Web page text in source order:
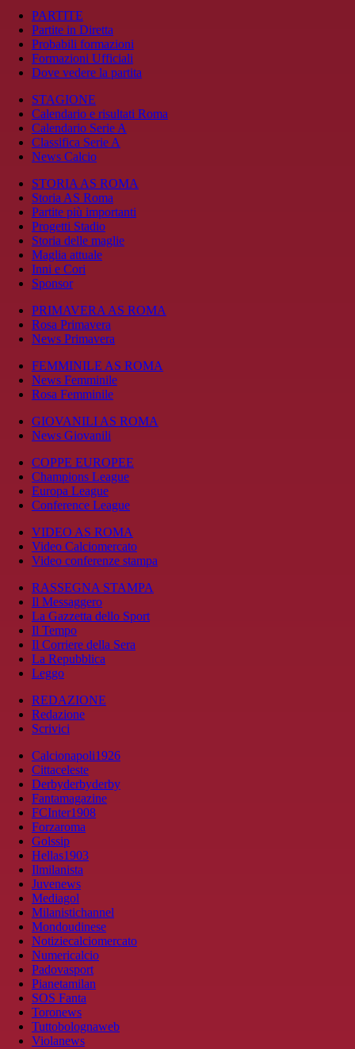
PARTITE
Partite in Diretta
Probabili formazioni
Formazioni Ufficiali
Dove vedere la partita
STAGIONE
Calendario e risultati Roma
Calendario Serie A
Classifica Serie A
News Calcio
STORIA AS ROMA
Storia AS Roma
Partite più importanti
Progetti Stadio
Storia delle maglie
Maglia attuale
Inni e Cori
Sponsor
PRIMAVERA AS ROMA
Rosa Primavera
News Primavera
FEMMINILE AS ROMA
News Femminile
Rosa Femminile
GIOVANILI AS ROMA
News Giovanili
COPPE EUROPEE
Champions League
Europa League
Conference League
VIDEO AS ROMA
Video Calciomercato
Video conferenze stampa
RASSEGNA STAMPA
Il Messaggero
La Gazzetta dello Sport
Il Tempo
Il Corriere della Sera
La Repubblica
Leggo
REDAZIONE
Redazione
Scrivici
Calcionapoli1926
Cittaceleste
Derbyderbyderby
Fantamagazine
FCInter1908
Forzaroma
Golssip
Hellas1903
Ilmilanista
Juvenews
Mediagol
Milanistichannel
Mondoudinese
Notiziecalciomercato
Numericalcio
Padovasport
Pianetamilan
SOS Fanta
Toronews
Tuttobolognaweb
Violanews